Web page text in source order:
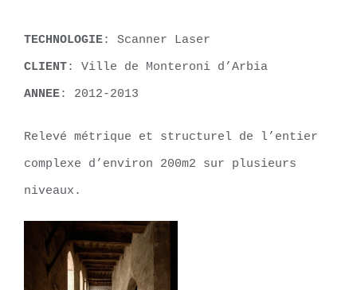
TECHNOLOGIE: Scanner Laser
CLIENT: Ville de Monteroni d’Arbia
ANNEE: 2012-2013
Relevé métrique et structurel de l’entier
complexe d’environ 200m2 sur plusieurs
niveaux.